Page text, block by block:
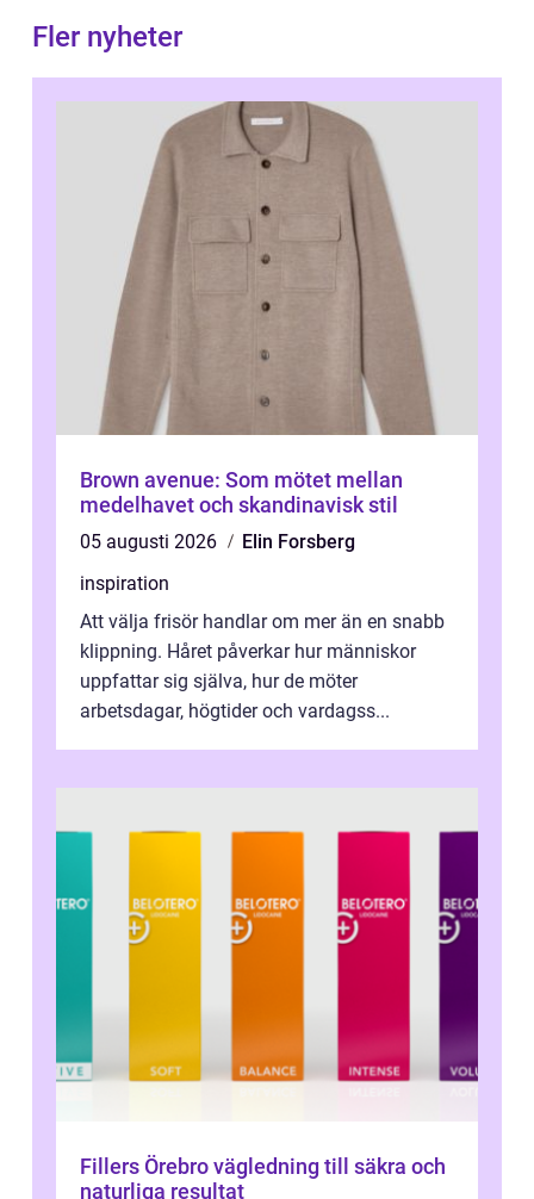
Fler nyheter
Brown avenue: Som mötet mellan
medelhavet och skandinavisk stil
05 augusti 2026
Elin Forsberg
inspiration
Att välja frisör handlar om mer än en snabb
klippning. Håret påverkar hur människor
uppfattar sig själva, hur de möter
arbetsdagar, högtider och vardagss...
Fillers Örebro vägledning till säkra och
naturliga resultat